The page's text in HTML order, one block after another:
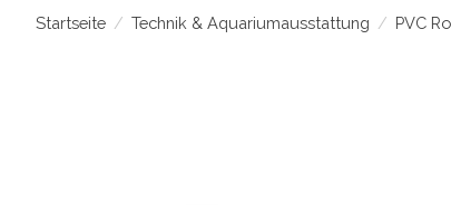
Startseite / Technik & Aquariumausstattung / PVC